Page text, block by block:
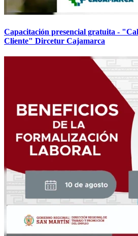
Capacitación presencial gratuita -
Cliente" Dircetur Cajamarca